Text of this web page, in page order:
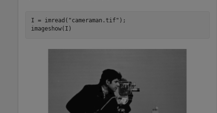
I = imread( "cameraman.tif" );
imageshow(I)